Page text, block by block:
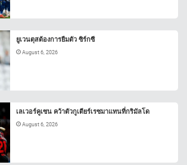
ยูเวนตุสต้องการยืมตัว ซิร์กซี
August 6, 2026
เลเวอร์คูเซน คว้าตัวกูเตียร์เรซมาแทนที่กริมัลโด
August 6, 2026